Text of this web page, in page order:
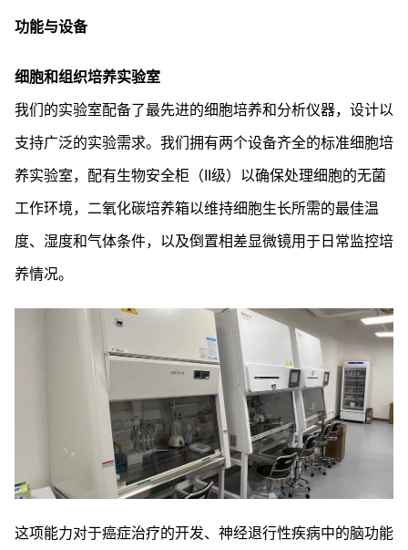
功能与设备
细胞和组织培养实验室
我们的实验室配备了最先进的细胞培养和分析仪器，设计以
支持广泛的实验需求。我们拥有两个设备齐全的标准细胞培
养实验室，配有生物安全柜（II级）以确保处理细胞的无菌
工作环境，二氧化碳培养箱以维持细胞生长所需的最佳温
度、湿度和气体条件，以及倒置相差显微镜用于日常监控培
养情况。
这项能力对于癌症治疗的开发、神经退行性疾病中的脑功能